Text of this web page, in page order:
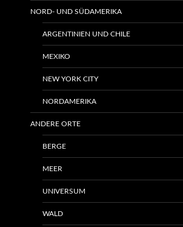
NORD- UND SÜDAMERIKA
ARGENTINIEN UND CHILE
MEXIKO
NEW YORK CITY
NORDAMERIKA
ANDERE ORTE
BERGE
MEER
UNIVERSUM
WALD